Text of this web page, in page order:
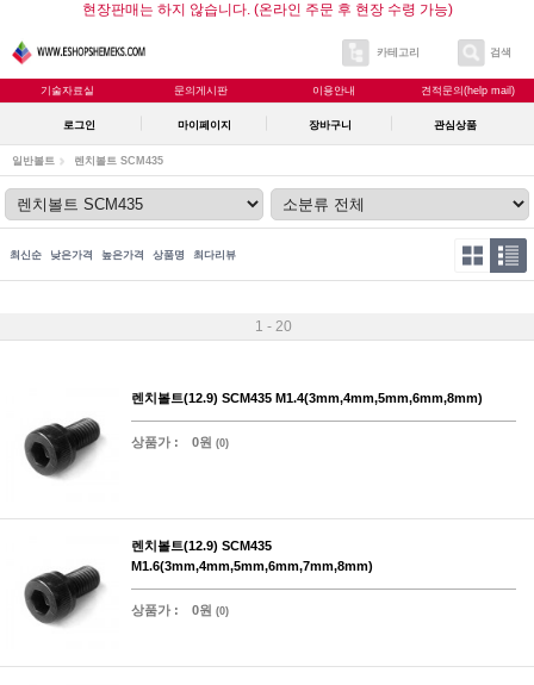
현장판매는 하지 않습니다. (온라인 주문 후 현장 수령 가능)
카테고리 검색
기술자료실 문의게시판 이용안내 견적문의(help mail)
로그인 마이페이지 장바구니 관심상품
일반볼트 렌치볼트 SCM435
최신순 낮은가격 높은가격 상품명 최다리뷰
1 - 20
렌치볼트(12.9) SCM435 M1.4(3mm,4mm,5mm,6mm,8mm)
상품가 : 0원 (0)
렌치볼트(12.9) SCM435
M1.6(3mm,4mm,5mm,6mm,7mm,8mm)
상품가 : 0원 (0)